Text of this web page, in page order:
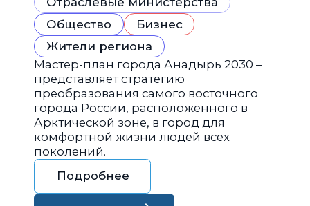
Общество
Бизнес
Жители региона
Мастер-план города Анадырь 2030 –
представляет стратегию
преобразования самого восточного
города России, расположенного в
Арктической зоне, в город для
комфортной жизни людей всех
поколений.
Подробнее